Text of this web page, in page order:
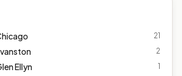
21
2
Ellyn 1